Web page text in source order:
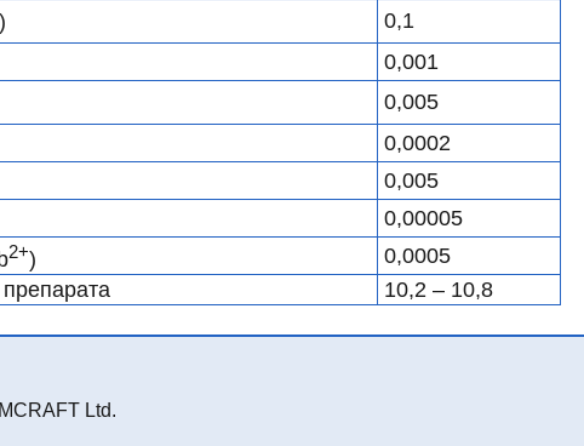
0,1
0,001
0,005
0,0002
0,005
0,00005
2+)
0,0005
10,2 – 10,8
Ltd.